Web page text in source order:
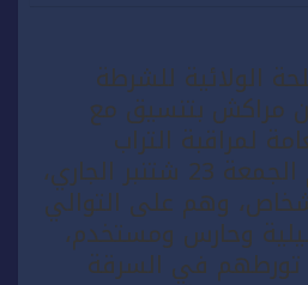
الولائية للشرطة
مراكش بتنسيق مع
لمراقبة التراب
الوطني، مساء يوم الجمعة 23 شتنبر الجاري،
وهم على التوالي
وحارس ومستخدم،
تورطهم في السرقة